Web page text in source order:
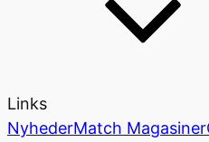
Links
NyhederMatch Magasiner